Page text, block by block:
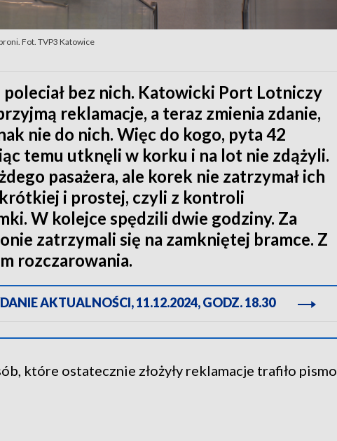
Fot. TVP3 Katowice
bez nich. Katowicki Port Lotniczy
reklamacje, a teraz zmienia zdanie,
nie do nich. Więc do kogo, pyta 42
temu utknęli w korku i na lot nie zdążyli.
pasażera, ale korek nie zatrzymał ich
i prostej, czyli z kontroli
W kolejce spędzili dwie godziny. Za
zatrzymali się na zamkniętej bramce. Z
rozczarowania.
AKTUALNOŚCI, 11.12.2024, GODZ. 18.30
które ostatecznie złożyły reklamacje trafiło pismo,